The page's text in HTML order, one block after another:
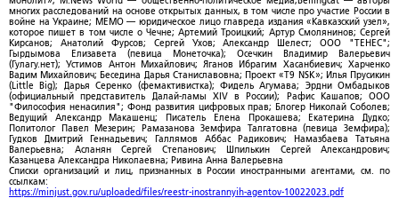
многих расследований на основе открытых данных, в том числе про участие России в
войне на Украине; МЕМО — юридическое лицо главреда издания «Кавказский узел»,
которое пишет в том числе о Чечне; Артемий Троицкий; Артур Смолянинов; Сергей
Кирсанов; Анатолий Фурсов; Сергей Ухов; Александр Шелест; ООО "ТЕНЕС";
Гырдымова Елизавета (певица Монеточка); Осечкин Владимир Валерьевич
(Гулагу.нет); Устимов Антон Михайлович; Яганов Ибрагим Хасанбиевич; Харченко
Вадим Михайлович; Беседина Дарья Станиславовна; Проект «T9 NSK»; Илья Прусикин
(Little Big); Дарья Серенко (фемактивистка); Фидель Агумава; Эрдни Омбадыков
(официальный представитель Далай-ламы XIV в России); Рафис Кашапов; ООО
"Философия ненасилия"; Фонд развития цифровых прав; Блогер Николай Соболев;
Ведущий Александр Макашенц; Писатель Елена Прокашева; Екатерина Дудко;
Политолог Павел Мезерин; Рамазанова Земфира Талгатовна (певица Земфира);
Гудков Дмитрий Геннадьевич; Галлямов Аббас Радикович; Намазбаева Татьяна
Валерьевна; Асланян Сергей Степанович; Шпилькин Сергей Александрович;
Казанцева Александра Николаевна; Ривина Анна Валерьевна
Списки организаций и лиц, признанных в России иностранными агентами, см. по
ссылкам:
https://minjust.gov.ru/uploaded/files/reestr-inostrannyih-agentov-10022023.pdf